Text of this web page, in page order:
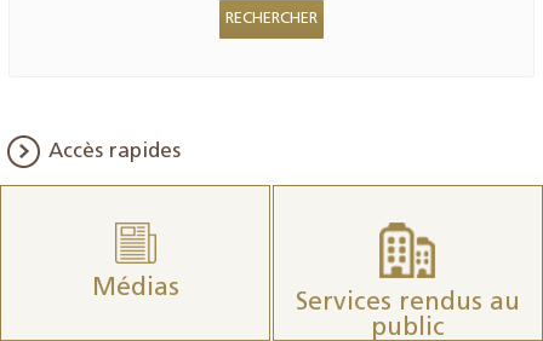
Accès rapides
Médias
Services rendus au
public